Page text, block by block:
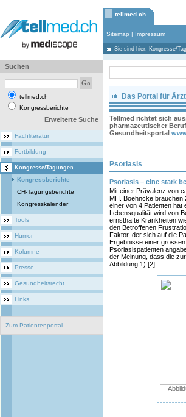
tellmed.ch
Sitemap | Impressum
Sie sind hier: Kongresse/
Suchen
tellmed.ch
Kongressberichte
Erweiterte Suche
Fachliteratur
Fortbildung
Kongresse/Tagungen
Kongressberichte
CH-Tagungsberichte
Kongresskalender
Tools
Humor
Kolumne
Presse
Gesundheitsrecht
Links
Zum Patientenportal
Das Portal für
Tellmed richtet sich
pharmazeutischer
Gesundheitsportal
Psoriasis
Psoriasis – eine stark
Mit einer Prävalenz von
MH. Boehncke brauchen
einer von 4 Patienten hat
Lebensqualität wird von
ernsthafte Krankheiten
den Betroffenen
Faktor, der sich auf die
Ergebnisse einer
Psoriasispatienten
der Meinung, dass die
Abbildung 1) [2].